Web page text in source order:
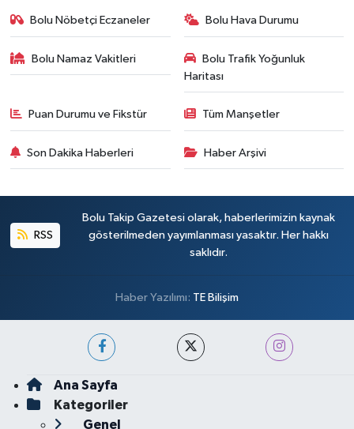
Bolu Nöbetçi Eczaneler Bolu Hava Durumu
Bolu Namaz Vakitleri
Bolu Trafik Yoğunluk
Haritası
Puan Durumu ve Fikstür Tüm Manşetler
Son Dakika Haberleri Haber Arşivi
RSS
Bolu Takip Gazetesi olarak, haberlerimizin kaynak
gösterilmeden yayımlanması yasaktır. Her hakkı
saklıdır.
Haber Yazılımı: TE Bilişim
Ana Sayfa
Kategoriler
Genel